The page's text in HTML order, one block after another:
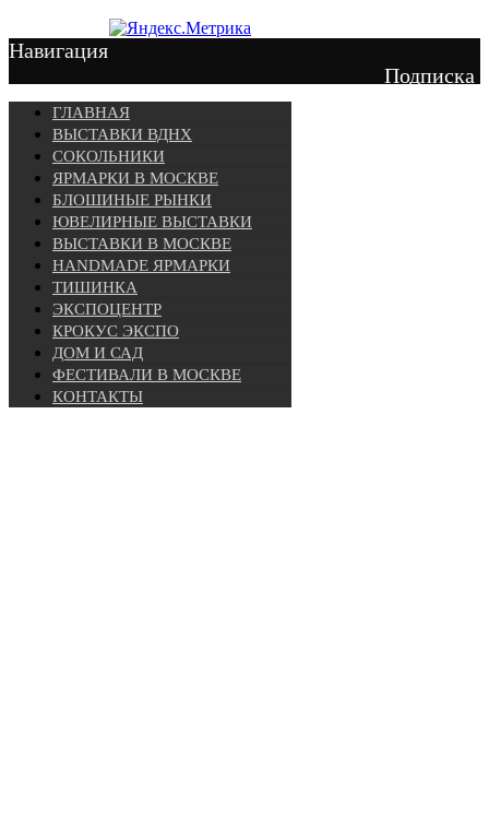
Навигация
Подписка
ГЛАВНАЯ
ВЫСТАВКИ ВДНХ
СОКОЛЬНИКИ
ЯРМАРКИ В МОСКВЕ
БЛОШИНЫЕ РЫНКИ
ЮВЕЛИРНЫЕ ВЫСТАВКИ
ВЫСТАВКИ В МОСКВЕ
HANDMADE ЯРМАРКИ
ТИШИНКА
ЭКСПОЦЕНТР
КРОКУС ЭКСПО
ДОМ И САД
ФЕСТИВАЛИ В МОСКВЕ
КОНТАКТЫ